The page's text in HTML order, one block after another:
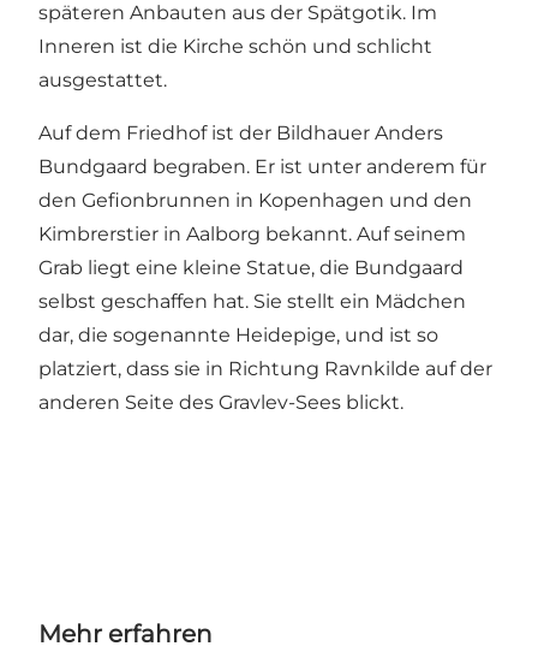
späteren Anbauten aus der Spätgotik. Im
Inneren ist die Kirche schön und schlicht
ausgestattet.
Auf dem Friedhof ist der Bildhauer Anders
Bundgaard begraben. Er ist unter anderem für
den Gefionbrunnen in Kopenhagen und den
Kimbrerstier in Aalborg bekannt. Auf seinem
Grab liegt eine kleine Statue, die Bundgaard
selbst geschaffen hat. Sie stellt ein Mädchen
dar, die sogenannte Heidepige, und ist so
platziert, dass sie in Richtung Ravnkilde auf der
anderen Seite des Gravlev-Sees blickt.
Mehr erfahren